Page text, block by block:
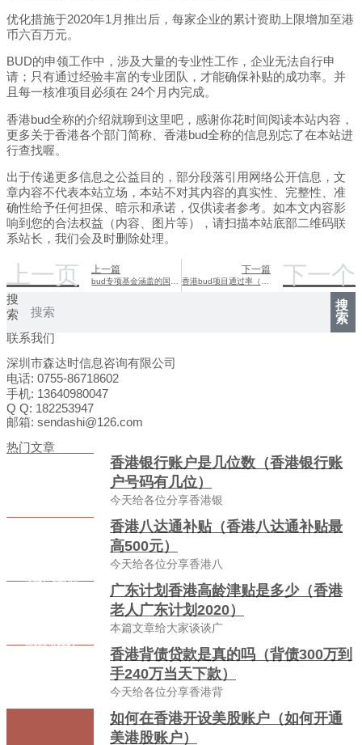
优化措施于2020年1月推出后，每家企业的累计资助上限增加至港
币六百万元。
BUD的申领工作中，涉及大量的专业性工作，企业无法自行申
请；只有通过经验丰富的专业团队，才能确保补贴的成功率。并
且每一核准项目必须在 24个月内完成。
香港bud全称的介绍就聊到这里吧，感谢你花时间阅读本站内容，
更多关于香港各个部门简称、香港bud全称的信息别忘了在本站进
行查找喔。
出于传递更多信息之公益目的，部分段落引用网络公开信息，文
章内容不代表本站立场，本站不对其内容的真实性、完整性、准
确性给予任何担保、暗示和承诺，仅供读者参考。如本文内容影
响到您的合法权益（内容、图片等），请扫描本站底部二维码联
系站长，我们会及时删除处理。
上一页 上一篇 下一篇 下一个
搜
索
搜
索
联系我们
深圳市森达时信息咨询有限公司
电话: 0755-86718602
手机: 13640980047
Q Q: 182253947
邮箱: sendashi@126.com
热门文章
香港银行账户是几位数（香港银行账
户号码有几位）
今天给各位分享香港银
香港八达通补贴（香港八达通补贴最
高500元）
今天给各位分享香港八
广东计划香港高龄津贴是多少（香港
老人广东计划2020）
本篇文章给大家谈谈广
香港背债贷款是真的吗（背债300万到
手240万当天下款）
今天给各位分享香港背
如何在香港开设美股账户（如何开通
美港股账户）